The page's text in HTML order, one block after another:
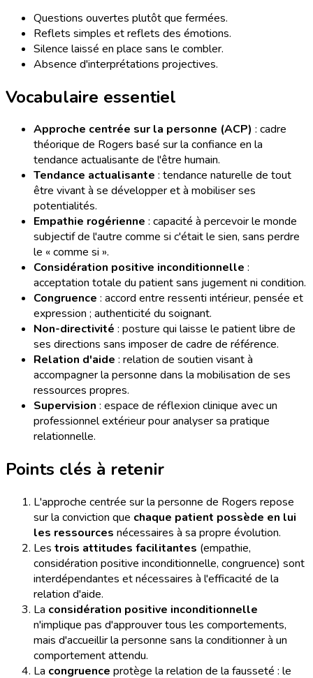
Questions ouvertes plutôt que fermées.
Reflets simples et reflets des émotions.
Silence laissé en place sans le combler.
Absence d'interprétations projectives.
Vocabulaire essentiel
Approche centrée sur la personne (ACP) : cadre
théorique de Rogers basé sur la confiance en la
tendance actualisante de l'être humain.
Tendance actualisante : tendance naturelle de tout
être vivant à se développer et à mobiliser ses
potentialités.
Empathie rogérienne : capacité à percevoir le monde
subjectif de l'autre comme si c'était le sien, sans perdre
le « comme si ».
Considération positive inconditionnelle :
acceptation totale du patient sans jugement ni condition.
Congruence : accord entre ressenti intérieur, pensée et
expression ; authenticité du soignant.
Non-directivité : posture qui laisse le patient libre de
ses directions sans imposer de cadre de référence.
Relation d'aide : relation de soutien visant à
accompagner la personne dans la mobilisation de ses
ressources propres.
Supervision : espace de réflexion clinique avec un
professionnel extérieur pour analyser sa pratique
relationnelle.
Points clés à retenir
L'approche centrée sur la personne de Rogers repose
sur la conviction que chaque patient possède en lui
les ressources nécessaires à sa propre évolution.
Les trois attitudes facilitantes (empathie,
considération positive inconditionnelle, congruence) sont
interdépendantes et nécessaires à l'efficacité de la
relation d'aide.
La considération positive inconditionnelle
n'implique pas d'approuver tous les comportements,
mais d'accueillir la personne sans la conditionner à un
comportement attendu.
La congruence protège la relation de la fausseté : le